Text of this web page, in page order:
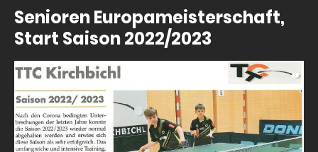
Senioren Europameisterschaft,
Start Saison 2022/2023